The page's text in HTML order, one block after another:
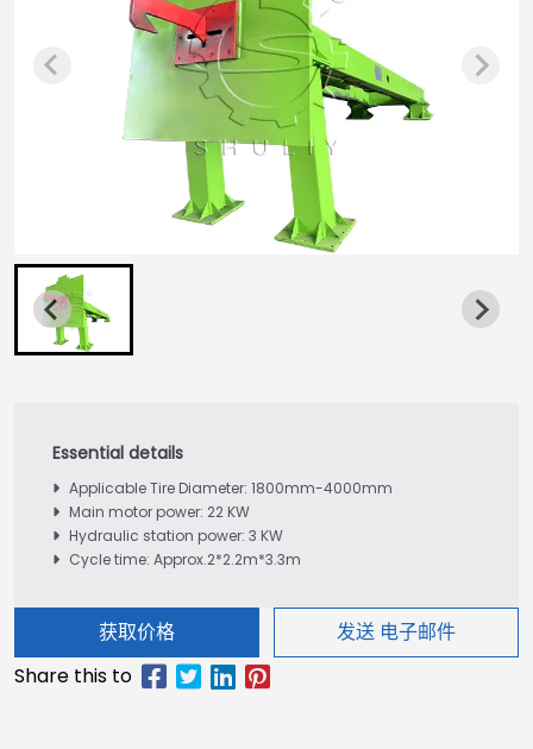
Applicable Tire Diameter: 1800mm-4000mm
Main motor power: 22 KW
Hydraulic station power: 3 KW
Cycle time: Approx.2*2.2m*3.3m
获取价格 发送 电子邮件